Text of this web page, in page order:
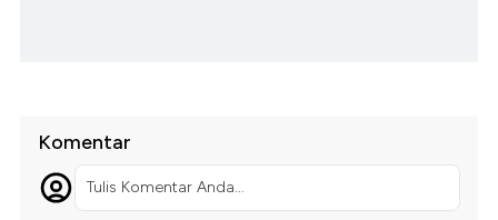
Komentar
Tulis Komentar Anda...